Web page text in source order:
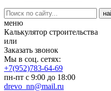
меню
Калькулятор строительства
или
Заказать звонок
Мы в соц. сетях:
+7(952)783-64-69
пн-пт с 9:00 до 18:00
drevo_nn@mail.ru